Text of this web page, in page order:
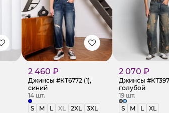
2 460 ₽
Джинсы #КТ6772 (1),
синий
14 шт.
S
M L XL 2XL 3XL
2 070 ₽
Джинсы
голубой
19 шт.
S
M L XL